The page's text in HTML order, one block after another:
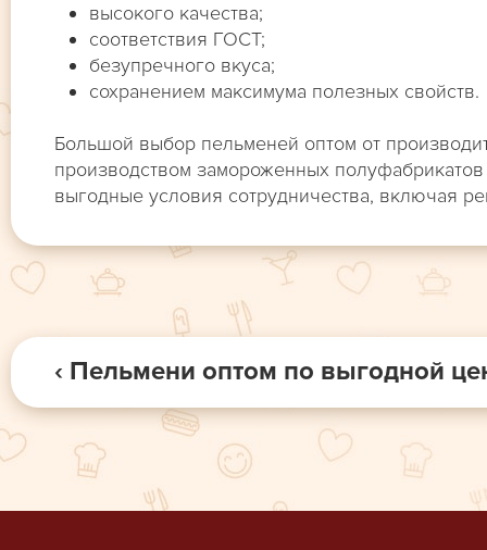
высокого качества;
соответствия ГОСТ;
безупречного вкуса;
сохранением максимума полезных свойств.
Большой выбор пельменей оптом от
производством замороженных
выгодные условия сотрудничества, включая
‹ Пельмени оптом по выгодной